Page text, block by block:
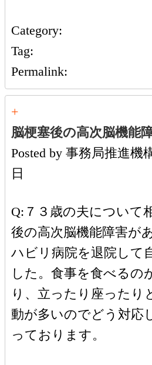
Category:
Tag:
Permalink:
+
脳梗塞後の高次脳機能
Posted by 事務局推進機
日
Q:７３歳の夫について
後の高次脳機能障害が
ハビリ病院を退院して
した。食事を食べるの
り、立ったり座ったり
動が多いのでどう対応
っております。